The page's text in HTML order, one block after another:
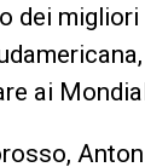
dei
ai